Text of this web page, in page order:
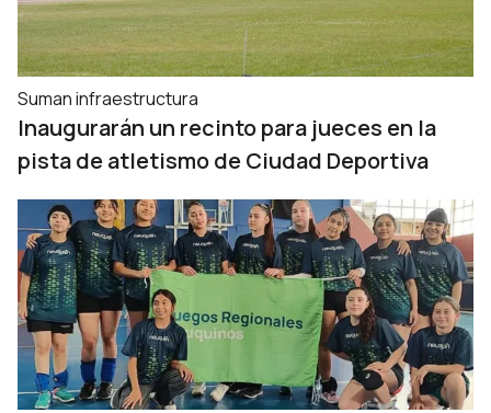
Suman infraestructura
Inaugurarán un recinto para jueces en la
pista de atletismo de Ciudad Deportiva